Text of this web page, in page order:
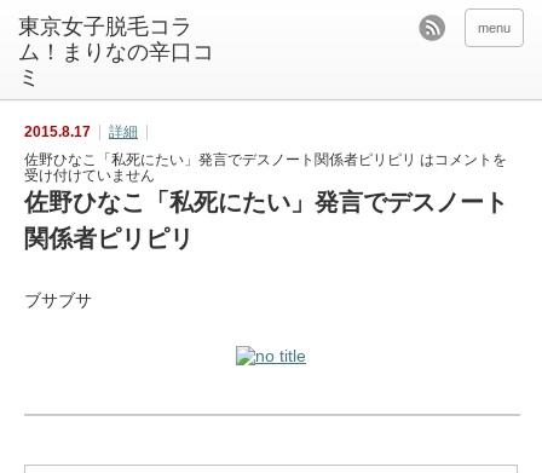
東京女子脱毛コラ
ム！まりなの辛口コ
ミ
menu
2015.8.17
詳細
佐野ひなこ「私死にたい」発言でデスノート関係者ピリピリ はコメントを
受け付けていません
佐野ひなこ「私死にたい」発言でデスノート
関係者ピリピリ
ブサブサ